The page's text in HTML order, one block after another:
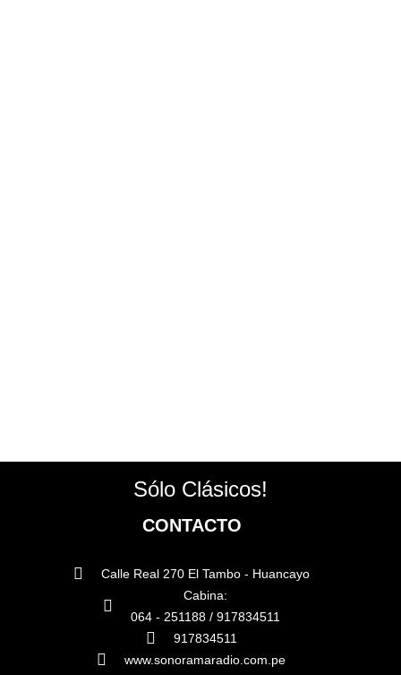
Sólo Clásicos!
CONTACTO
Calle Real 270 El Tambo - Huancayo
Cabina:
064 - 251188 / 917834511
917834511
www.sonoramaradio.com.pe